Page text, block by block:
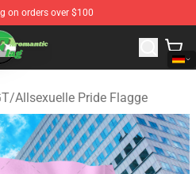
on orders over $100
The Best Store of Aromantic Flag
/Allsexuelle Pride Flagge